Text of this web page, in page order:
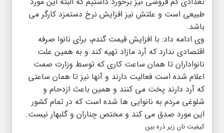
طبیعی است و علتش نیز افزایش نرخ دستمزد کارگر می
باشد.
وی ادامه داد: با افزایش قیمت گندم، برای نانوا صرفه
اقتصادی ندارد که آرد مازاد تهیه کند و به همین علت
نانواداران تا همان ساعت کاری که توسط وزارت صمت
اعلام شده است فعالیت دارند و آنها نیز تا همان ساعتی
که آرد دارند پخت می کنند و همین باعث ازدحام و
شلوغی مردم به نانوایی ها شده است که در تمام کشور
این مورد صدق می کند و مختص چناران و گلبهار نیست.
کیفیت نان زیر ذره بین